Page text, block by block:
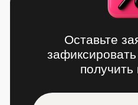
Оставьте
получить